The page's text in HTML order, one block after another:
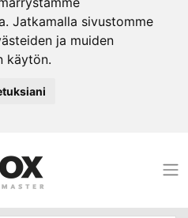
Jatkamalla sivustomme
ja muiden
käytön.